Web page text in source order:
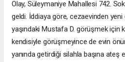
Olay, Süleymaniye Mahallesi 742.
geldi. İddiaya göre, cezaevinden yeni
yaşındaki Mustafa D. görüşmek için
kendisiyle görüşmeyince de evin
yanında getirdiği silahla başına ateş